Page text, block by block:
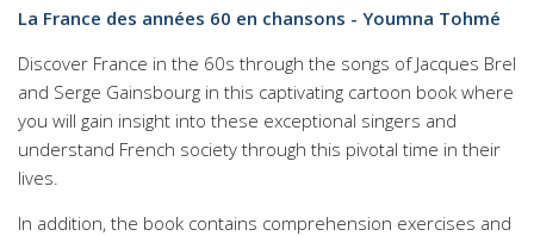
La France des années 60 en chansons - Youmna Tohmé
Discover France in the 60s through the songs of Jacques Brel
and Serge Gainsbourg in this captivating cartoon book where
you will gain insight into these exceptional singers and
understand French society through this pivotal time in their
lives.
In addition, the book contains comprehension exercises and